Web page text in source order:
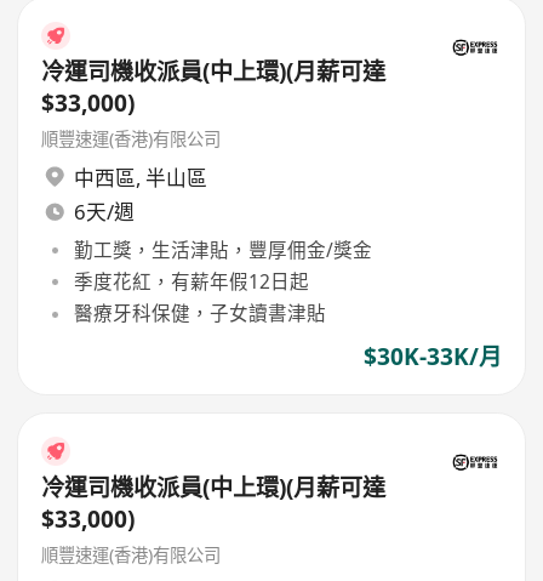
冷運司機收派員(中上環)(月薪可達
$33,000)
順豐速運(香港)有限公司
中西區, 半山區
6天/週
勤工獎，生活津貼，豐厚佣金/獎金
季度花紅，有薪年假12日起
醫療牙科保健，子女讀書津貼
$30K-33K/月
冷運司機收派員(中上環)(月薪可達
$33,000)
順豐速運(香港)有限公司